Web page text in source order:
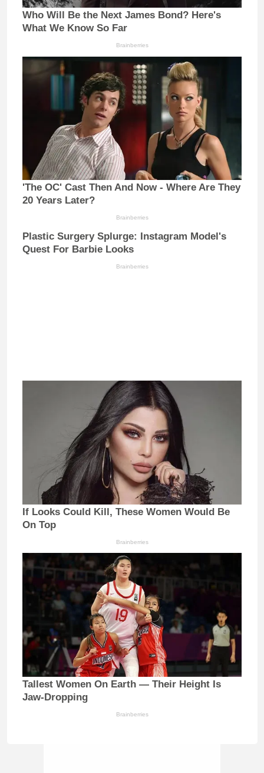
Who Will Be the Next James Bond? Here's
What We Know So Far
Brainberries
'The OC' Cast Then And Now - Where Are They
20 Years Later?
Brainberries
Plastic Surgery Splurge: Instagram Model's
Quest For Barbie Looks
Brainberries
If Looks Could Kill, These Women Would Be
On Top
Brainberries
Tallest Women On Earth — Their Height Is
Jaw-Dropping
Brainberries